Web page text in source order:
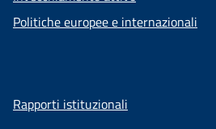
Politiche europee e internazionali
Rapporti istituzionali